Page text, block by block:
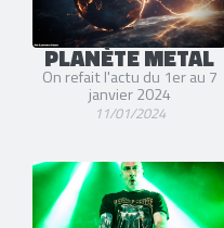
PLANÈTE METAL
On refait l'actu du 1er au 7
janvier 2024
11/01/2024